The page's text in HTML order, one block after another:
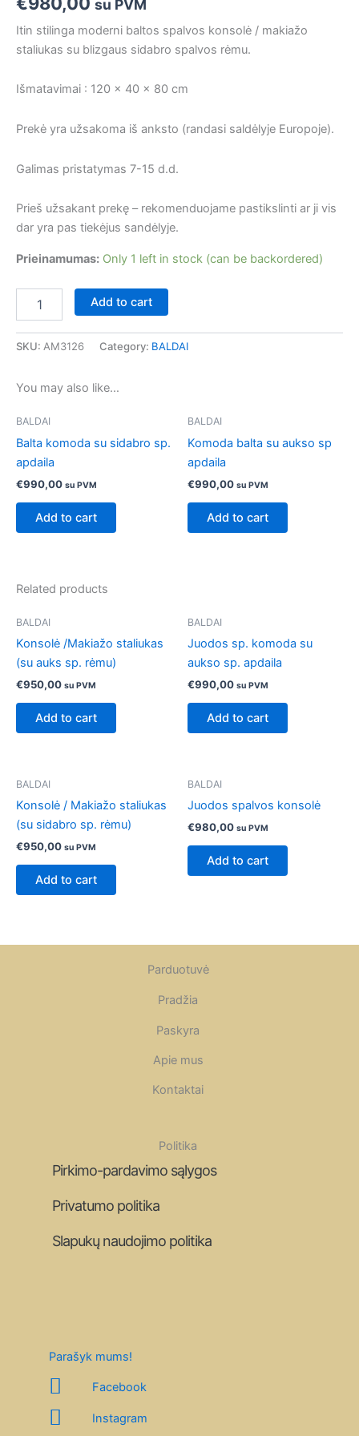
su PVM
Itin stilinga moderni baltos spalvos konsolė / makiažo
staliukas su blizgaus sidabro spalvos rėmu.
Išmatavimai : 120 x 40 x 80 cm
Prekė yra užsakoma iš anksto (randasi saldėlyje Europoje).
Galimas pristatymas 7-15 d.d.
Prieš užsakant prekę – rekomenduojame pastikslinti ar ji vis
dar yra pas tiekėjus sandėlyje.
Prieinamumas: Only 1 left in stock (can be backordered)
Add to cart
SKU: AM3126 Category: BALDAI
You may also like…
BALDAI
Balta komoda su sidabro sp.
apdaila
€990,00 su PVM
Add to cart
BALDAI
Komoda balta su aukso sp
apdaila
€990,00 su PVM
Add to cart
Related products
BALDAI
Konsolė /Makiažo staliukas
(su auks sp. rėmu)
€950,00 su PVM
Add to cart
BALDAI
Juodos sp. komoda su
aukso sp. apdaila
€990,00 su PVM
Add to cart
BALDAI
Konsolė / Makiažo staliukas
(su sidabro sp. rėmu)
€950,00 su PVM
Add to cart
BALDAI
Juodos spalvos konsolė
€980,00 su PVM
Add to cart
Parduotuvė
Pradžia
Paskyra
Apie mus
Kontaktai
Politika
Pirkimo-pardavimo sąlygos
Privatumo politika
Slapukų naudojimo politika
Parašyk mums!
Facebook
Instagram